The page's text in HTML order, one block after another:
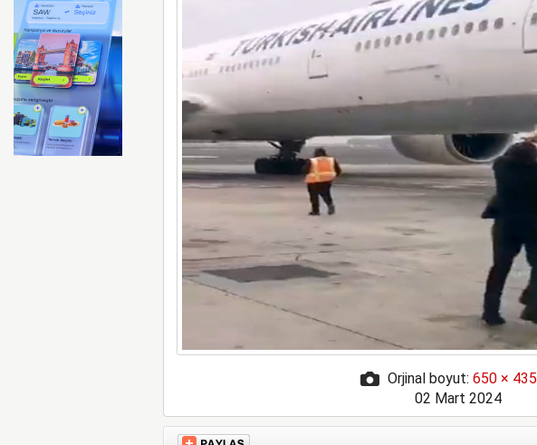
FAA Marine One helikopterine soruşturma başlattı
Orjinal boyut: 650 × 435
02 Mart 2024